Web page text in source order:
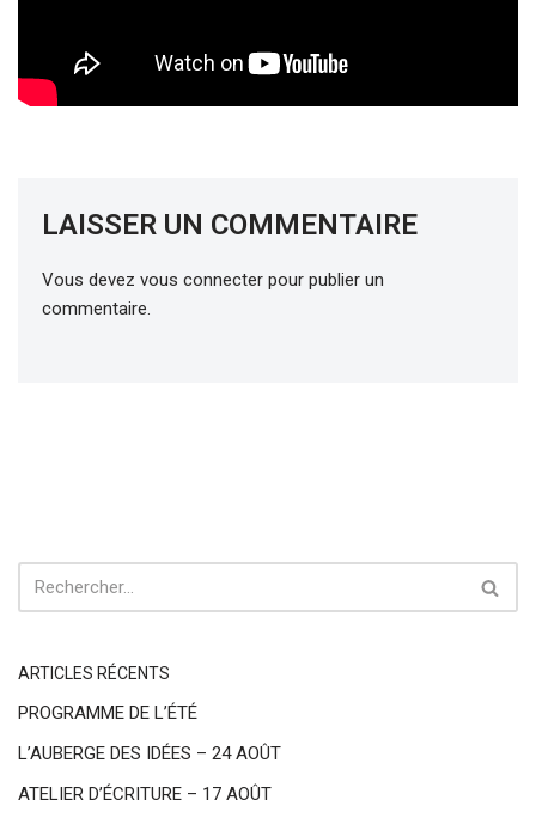
LAISSER UN COMMENTAIRE
Vous devez vous connecter pour publier un
commentaire.
ARTICLES RÉCENTS
PROGRAMME DE L’ÉTÉ
L’AUBERGE DES IDÉES – 24 AOÛT
ATELIER D’ÉCRITURE – 17 AOÛT